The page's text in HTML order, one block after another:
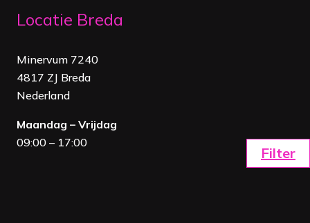
Filter
Locatie Breda
Minervum 7240
4817 ZJ Breda
Nederland
Maandag – Vrijdag
09:00 – 17:00